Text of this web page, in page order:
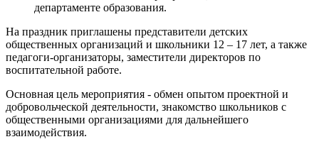
департаменте образования.
На праздник приглашены представители детских
общественных организаций и школьники 12 – 17 лет, а также
педагоги-организаторы, заместители директоров по
воспитательной работе.
Основная цель мероприятия - обмен опытом проектной и
добровольческой деятельности, знакомство школьников с
общественными организациями для дальнейшего
взаимодействия.